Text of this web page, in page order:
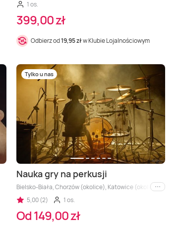
1 os.
399,00 zł
Odbierz od19,95 złw Klubie Lojalnościowym
Tylko u nas
Nauka gry na perkusji
Bielsko-Biała, Chorzów (okolice), Katowice (okolice),i inne
5,00 (2)
1 os.
Od 149,00 zł